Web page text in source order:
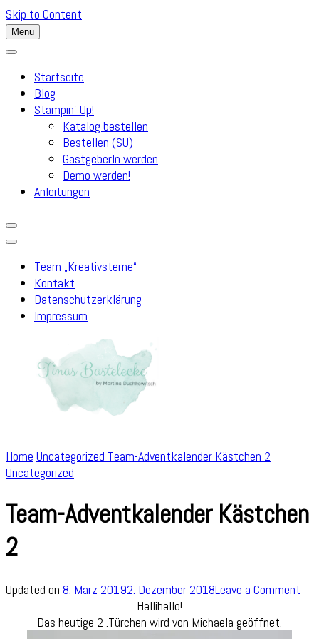
Skip to Content
Menu
Startseite
Blog
Stampin’ Up!
Katalog bestellen
Bestellen (SU)
GastgeberIn werden
Demo werden!
Anleitungen
Team „Kreativsterne“
Kontakt
Datenschutzerklärung
Impressum
Home Uncategorized Team-Adventkalender Kästchen 2
Uncategorized
Team-Adventkalender Kästchen
2
Updated on 8. März 20192. Dezember 2018Leave a Comment
Hallihallo!
Das heutige 2 .Türchen wird von Michaela geöffnet.